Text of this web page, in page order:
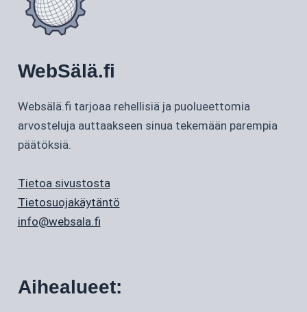
WebSälä.fi
Websälä.fi tarjoaa rehellisiä ja puolueettomia
arvosteluja auttaakseen sinua tekemään parempia
päätöksiä.
Tietoa sivustosta
Tietosuojakäytäntö
info@websala.fi
Aihealueet: